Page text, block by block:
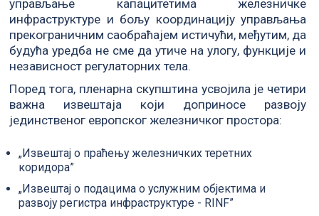
управљање капацитетима железничке
инфраструктуре и бољу координацију управљања
прекограничним саобраћајем истичући, међутим, да
будућа уредба не сме да утиче на улогу, функције и
независност регулаторних тела.
Поред тога, пленарна скупштина усвојила је четири
важна извештаја који доприносе развоју
јединственог европског железничког простора:
„Извештај о праћењу железничких теретних
коридора”
„Извештај о подацима о услужним објектима и
развоју регистра инфраструктуре - RINF”